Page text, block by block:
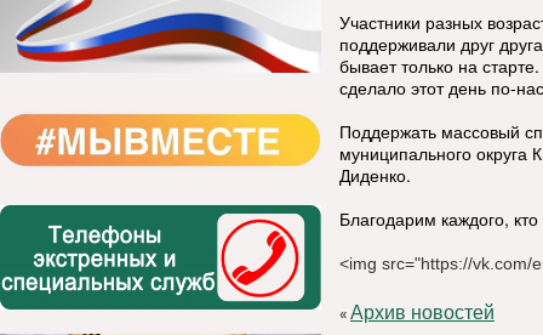
Участники разных
поддерживали друг
бывает только на
сделало этот день по-
Поддержать массовый
муниципального округа
Диденко.
Благодарим каждого,
<img src="https://vk.com/
«Архив новостей